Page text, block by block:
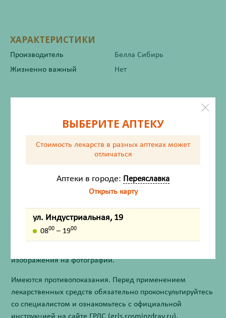
ХАРАКТЕРИСТИКИ
Производитель
Белла Сибирь
Жизненно важный
Нет
Состав
Противопоказания
изображения на фотографии.
Имеются противопоказания. Перед применением
лекарственных средств обязательно проконсультируйтесь
со специалистом и ознакомьтесь с официальной
ВЫБЕРИТЕ АПТЕКУ
Стоимость лекарств в разных аптеках может
отличаться
Аптеки в городе: Переяславка
Открыть карту
ул. Индустриальная, 19
0800 – 1900